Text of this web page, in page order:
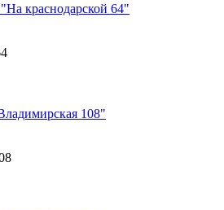
краснодарской 64"
108"